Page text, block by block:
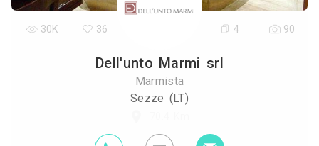
Dell'unto Marmi srl
Marmista
Sezze (LT)
30K 36 4 90